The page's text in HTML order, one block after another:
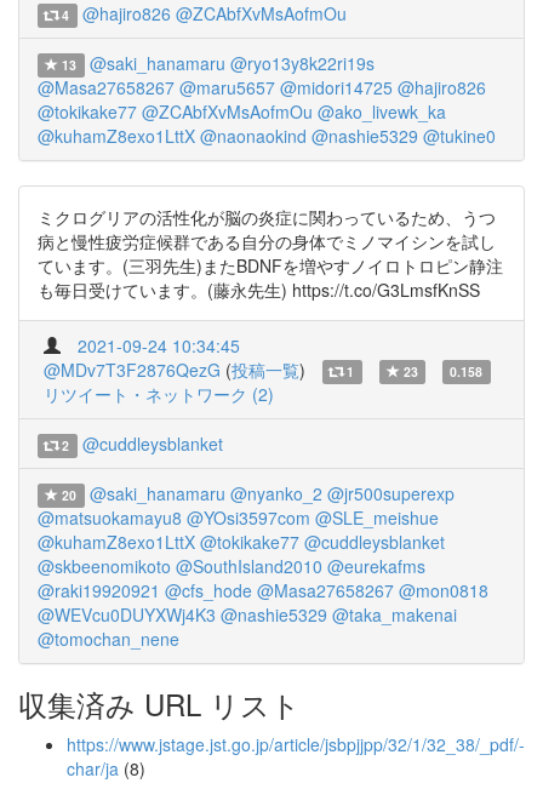
4 @hajiro826 @ZCAbfXvMsAofmOu
13 @saki_hanamaru @ryo13y8k22ri19s
@Masa27658267 @maru5657 @midori14725 @hajiro826
@tokikake77 @ZCAbfXvMsAofmOu @ako_livewk_ka
@kuhamZ8exo1LttX @naonaokind @nashie5329 @tukine0
ミクログリアの活性化が脳の炎症に関わっているため、うつ
病と慢性疲労症候群である自分の身体でミノマイシンを試し
ています。(三羽先生)またBDNFを増やすノイロトロピン静注
も毎日受けています。(藤永先生) https://t.co/G3LmsfKnSS
2021-09-24 10:34:45
@MDv7T3F2876QezG (投稿一覧) 1 23 0.158
リツイート・ネットワーク (2)
2 @cuddleysblanket
20 @saki_hanamaru @nyanko_2 @jr500superexp
@matsuokamayu8 @YOsi3597com @SLE_meishue
@kuhamZ8exo1LttX @tokikake77 @cuddleysblanket
@skbeenomikoto @SouthIsland2010 @eurekafms
@raki19920921 @cfs_hode @Masa27658267 @mon0818
@WEVcu0DUYXWj4K3 @nashie5329 @taka_makenai
@tomochan_nene
収集済み URL リスト
https://www.jstage.jst.go.jp/article/jsbpjjpp/32/1/32_38/_pdf/-
char/ja (8)